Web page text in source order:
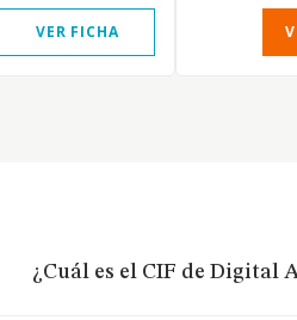
VER FICHA
¿Cuál es el CIF de Digital